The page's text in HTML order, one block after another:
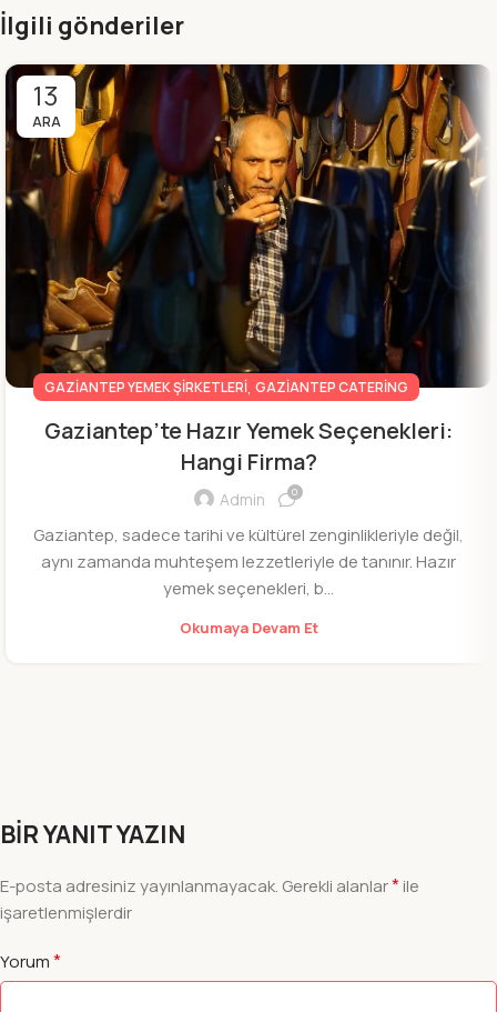
İlgili gönderiler
13
ARA
GAZIANTEP YEMEK ŞIRKETLERI, GAZIANTEP CATERING
Gaziantep’te Hazır Yemek Seçenekleri:
Hangi Firma?
Admin 0
Gaziantep, sadece tarihi ve kültürel zenginlikleriyle değil,
aynı zamanda muhteşem lezzetleriyle de tanınır. Hazır
yemek seçenekleri, b...
Okumaya Devam Et
BIR YANIT YAZIN
E-posta adresiniz yayınlanmayacak. Gerekli alanlar*ile
işaretlenmişlerdir
Yorum*